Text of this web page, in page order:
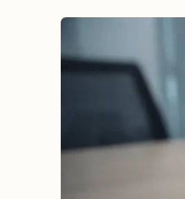
alle Altersgruppen